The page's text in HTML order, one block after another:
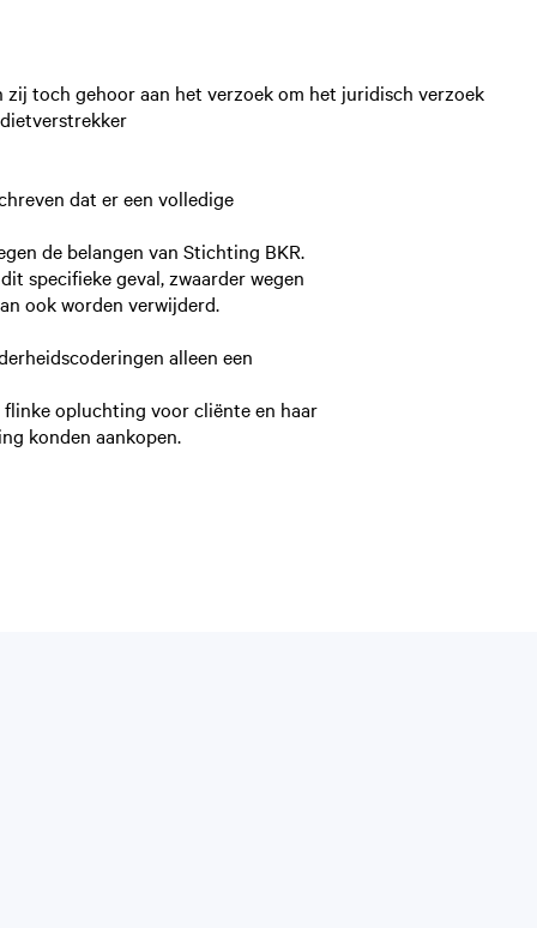
toch gehoor aan het verzoek om het juridisch verzoek
dat er een volledige
de belangen van Stichting BKR.
specifieke geval, zwaarder wegen
ook worden verwijderd.
alleen een
opluchting voor cliënte en haar
konden aankopen.